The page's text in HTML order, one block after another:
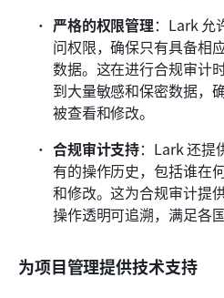
严格的权限管理：Lark 允
问权限，确保只有具备相
数据。这在进行合规审计
到大量敏感和保密数据，
被查看和修改。
合规审计支持：Lark 还提
有的操作历史，包括谁在
和修改。这为合规审计提
操作透明可追溯，满足各
为项目管理提供技术支持